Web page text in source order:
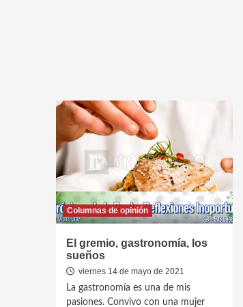
Columnas de opinión
El gremio, gastronomía, los
sueños
viernes 14 de mayo de 2021
La gastronomía es una de mis
pasiones. Convivo con una mujer